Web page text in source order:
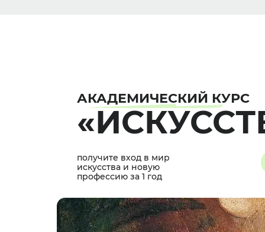
получите вход в мир
искусства и новую
профессию за 1 год
АКАДЕМИЧЕСКИЙ КУРС